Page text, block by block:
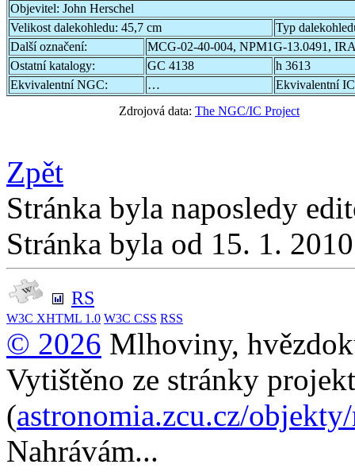
Objevitel: John Herschel
Velikost dalekohledu: 45,7 cm
Typ
Další označení:
MCG-02-40-004, NPM1G-13.0491,
Ostatní katalogy:
GC 4138
h 3613
Ekvivalentní NGC:
…
Ekvivalentní
Zdrojová data: The NGC/IC Project
Zpět
Stránka byla naposledy
Stránka byla od 15. 1.
RS
W3C XHTML 1.0 W3C CSS RSS
© 2026 Mlhoviny,
Vytištěno ze stránky
(astronomia.zcu.cz/
Nahrávám...